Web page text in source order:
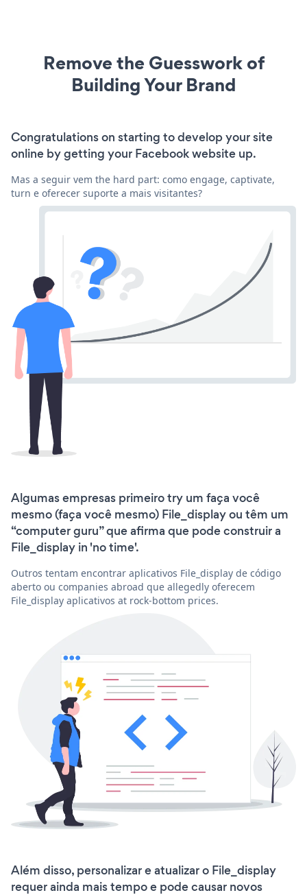
Remove the Guesswork of
Building Your Brand
Congratulations on starting to develop your site
online by getting your Facebook website up.
Mas a seguir vem the hard part: como engage, captivate,
turn e oferecer suporte a mais visitantes?
Algumas empresas primeiro try um faça você
mesmo (faça você mesmo) File_display ou têm um
“computer guru” que afirma que pode construir a
File_display in 'no time'.
Outros tentam encontrar aplicativos File_display de código
aberto ou companies abroad que allegedly oferecem
File_display aplicativos at rock-bottom prices.
Além disso, personalizar e atualizar o File_display
requer ainda mais tempo e pode causar novos